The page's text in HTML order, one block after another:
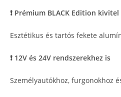
❗ Prémium BLACK Edition kivitel
Esztétikus és tartós fekete
❗ 12V és 24V rendszerekhez is
Személyautókhoz, furgonokhoz